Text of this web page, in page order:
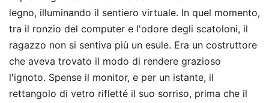
legno, illuminando il sentiero virtuale. In quel momento,
tra il ronzio del computer e l'odore degli scatoloni, il
ragazzo non si sentiva più un esule. Era un costruttore
che aveva trovato il modo di rendere grazioso
l'ignoto. Spense il monitor, e per un istante, il
rettangolo di vetro rifletté il suo sorriso, prima che il